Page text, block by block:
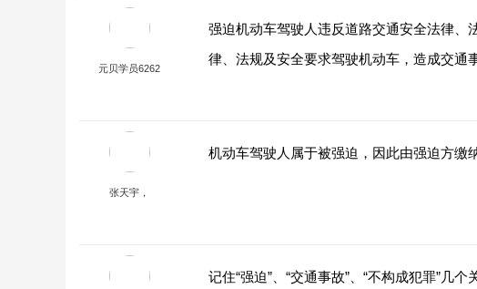
元贝学员6262
强迫机动车驾驶人违反道路交通安全法律、
律、法规及安全要求驾驶机动车，造成交通
张天宇，
机动车驾驶人属于被强迫，因此由强迫方缴
记住“强迫”、“交通事故”、“不构成犯罪”几个